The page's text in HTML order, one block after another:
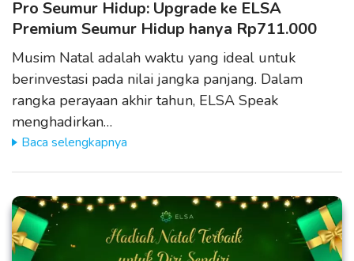
Pro Seumur Hidup: Upgrade ke ELSA
Premium Seumur Hidup hanya Rp711.000
Musim Natal adalah waktu yang ideal untuk
berinvestasi pada nilai jangka panjang. Dalam
rangka perayaan akhir tahun, ELSA Speak
menghadirkan…
Baca selengkapnya